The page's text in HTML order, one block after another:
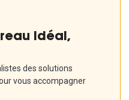
idéal,
des solutions
vous accompagner